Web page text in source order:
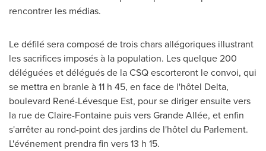
rencontrer les médias.
Le défilé sera composé de trois chars allégoriques illustrant
les sacrifices imposés à la population. Les quelque 200
déléguées et délégués de la CSQ escorteront le convoi, qui
se mettra en branle à 11 h 45, en face de l'hôtel Delta,
boulevard René-Lévesque Est, pour se diriger ensuite vers
la rue de Claire-Fontaine puis vers Grande Allée, et enfin
s'arrêter au rond-point des jardins de l'hôtel du Parlement.
L'événement prendra fin vers 13 h 15.